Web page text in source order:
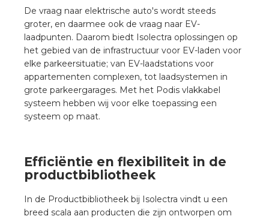
De vraag naar elektrische auto's wordt steeds
groter, en daarmee ook de vraag naar EV-
laadpunten. Daarom biedt Isolectra oplossingen op
het gebied van de infrastructuur voor EV-laden voor
elke parkeersituatie; van EV-laadstations voor
appartementen complexen, tot laadsystemen in
grote parkeergarages. Met het Podis vlakkabel
systeem hebben wij voor elke toepassing een
systeem op maat.
Efficiëntie en flexibiliteit in de
productbibliotheek
In de Productbibliotheek bij Isolectra vindt u een
breed scala aan producten die zijn ontworpen om